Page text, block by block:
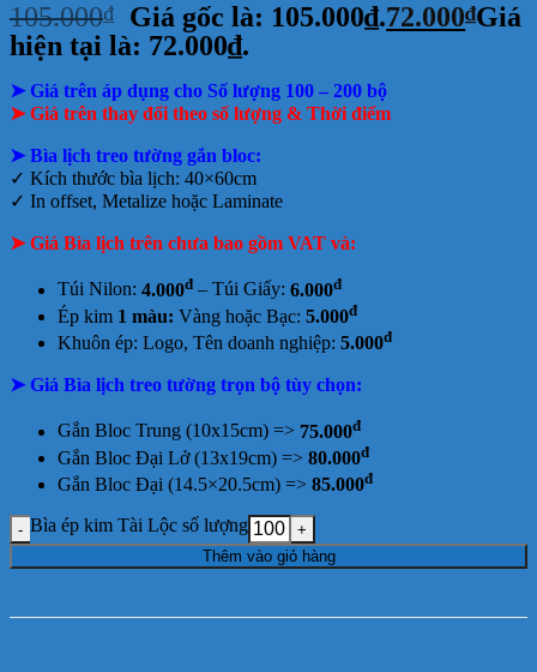
105.000₫ Giá gốc là: 105.000₫.72.000₫Giá
hiện tại là: 72.000₫.
➤ Giá trên áp dụng cho Số lượng 100 – 200 bộ
➤ Giá trên thay đổi theo số lượng & Thời điểm
➤ Bìa lịch treo tường gắn bloc:
✓ Kích thước bìa lịch: 40×60cm
✓ In offset, Metalize hoặc Laminate
➤ Giá Bìa lịch trên chưa bao gồm VAT và:
Túi Nilon: 4.000đ – Túi Giấy: 6.000đ
Ép kim 1 màu: Vàng hoặc Bạc: 5.000đ
Khuôn ép: Logo, Tên doanh nghiệp: 5.000đ
➤ Giá Bìa lịch treo tường trọn bộ tùy chọn:
Gắn Bloc Trung (10x15cm) => 75.000đ
Gắn Bloc Đại Lở (13x19cm) => 80.000đ
Gắn Bloc Đại (14.5×20.5cm) => 85.000đ
Bìa ép kim Tài Lộc số lượng
Thêm vào giỏ hàng